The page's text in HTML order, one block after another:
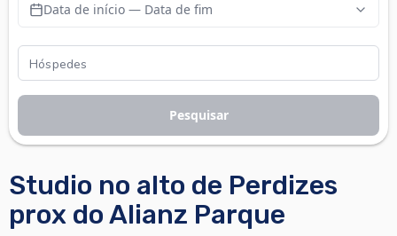
Studio no alto de Perdizes
prox do Alianz Parque
Data de início — Data de fim
Pesquisar